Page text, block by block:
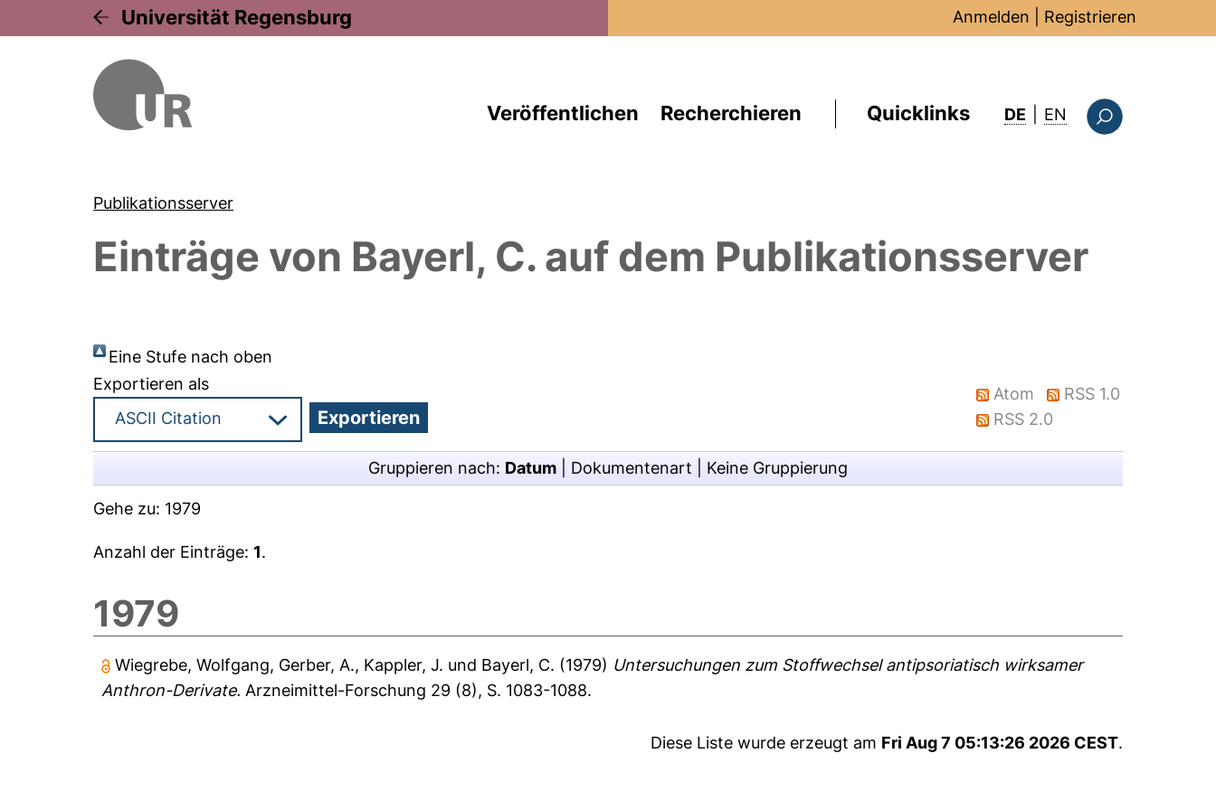
Universität Regensburg Anmelden Registrieren
Veröffentlichen Recherchieren Quicklinks DE EN : this page in
Publikationsserver
Einträge von Bayerl, C. auf dem Publikationsserver
Eine Stufe nach oben
Exportieren als
Atom
RSS 1.0
RSS 2.0
Gruppieren nach: Datum Dokumentenart Keine Gruppierung
Gehe zu: 1979
Anzahl der Einträge:1.
1979
Wiegrebe, Wolfgang, Gerber, A., Kappler, J. und Bayerl, C. (1979) Untersuchungen zum Stoffwechsel antipsoriatisch wirksamer
Anthron-Derivate. Arzneimittel-Forschung 29 (8), S. 1083-1088.
Diese Liste wurde erzeugt am Fri Aug 7 05:13:26 2026 CEST.